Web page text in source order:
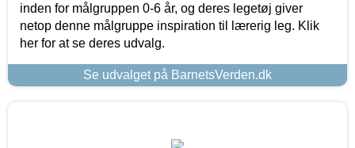
inden for målgruppen 0-6 år, og deres legetøj giver
netop denne målgruppe inspiration til lærerig leg. Klik
her for at se deres udvalg.
Se udvalget på BarnetsVerden.dk